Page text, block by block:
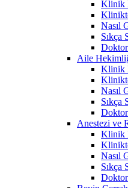
Klinik
Nasıl
Sıkça
Aile
Klinik
Nasıl
Sıkça
Anestezi ve
Klinik
Nasıl
Sıkça